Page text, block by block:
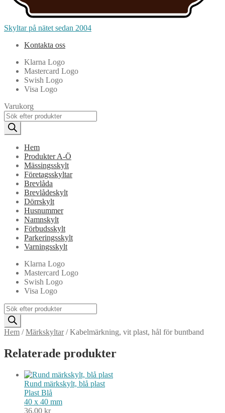
Skyltar på nätet sedan 2004
Kontakta oss
Klarna Logo
Mastercard Logo
Swish Logo
Visa Logo
Varukorg
Products
search
Hem
Produkter A-Ö
Mässingsskylt
Företagsskyltar
Brevlåda
Brevlådeskylt
Dörrskylt
Husnummer
Namnskylt
Förbudsskylt
Parkeringsskylt
Varningsskylt
Klarna Logo
Mastercard Logo
Swish Logo
Visa Logo
Products
search
Hem /Märkskyltar/Kabelmärkning, vit plast, hål för buntband
Relaterade produkter
Rund märkskylt, blå plast
Plast Blå
40 x 40 mm
36,00 kr